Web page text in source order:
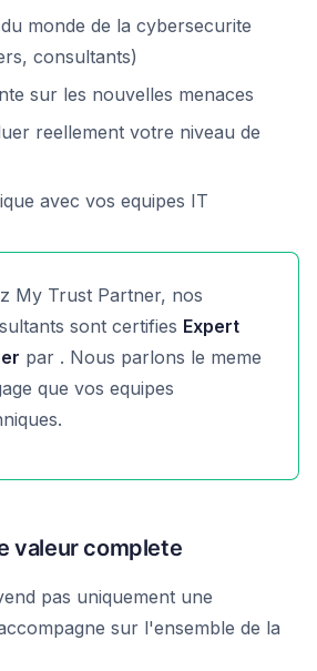
monde de la cybersecurite
consultants)
sur les nouvelles menaces
reellement votre niveau de
avec vos equipes IT
My Trust Partner, nos
sont certifies Expert
par . Nous parlons le meme
que vos equipes
valeur complete
pas uniquement une
sur l'ensemble de la